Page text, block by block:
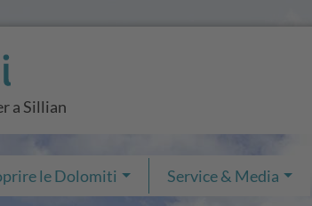
a Sillian
le Dolomiti Service & Media